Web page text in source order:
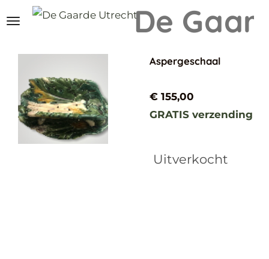
Ga
hoofdinhoud
De
Aspergeschaal
€ 155,00
GRATIS verzending
Uitverkocht